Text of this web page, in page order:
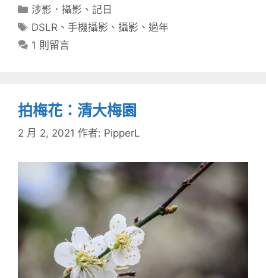
分
類
涉影．攝影 、記日
標
籤
DSLR 、手機攝影 、攝影 、過年
1 則留言
拍梅花：清大梅園
2 月 2, 2021 作者: PipperL